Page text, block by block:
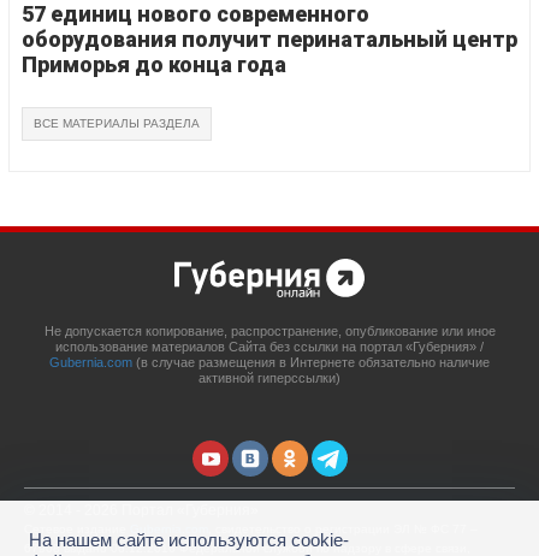
57 единиц нового современного
оборудования получит перинатальный центр
Приморья до конца года
ВСЕ МАТЕРИАЛЫ РАЗДЕЛА
Не допускается копирование, распространение, опубликование или иное
использование материалов Сайта без ссылки на портал «Губерния» /
Gubernia.com (в случае размещения в Интернете обязательно наличие
активной гиперссылки)
67908 выдано 06.12.2016 Федеральной службой по надзору в сфере связи,
На нашем сайте используются cookie-